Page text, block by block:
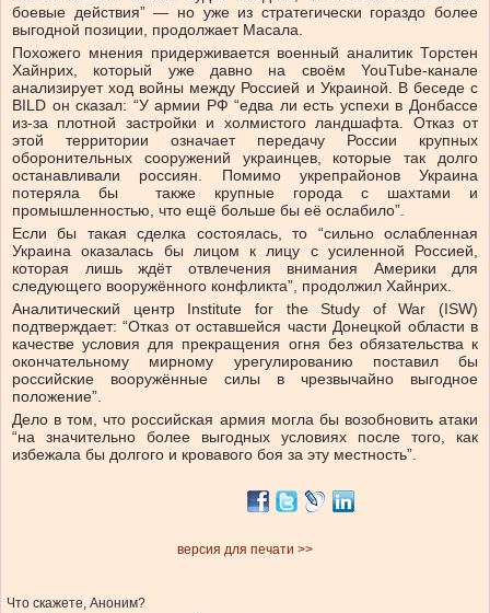
боевые действия” — но уже из стратегически гораздо более
выгодной позиции, продолжает Масала.
Похожего мнения придерживается военный аналитик Торстен
Хайнрих, который уже давно на своём YouTube-канале
анализирует ход войны между Россией и Украиной. В беседе с
BILD он сказал: “У армии РФ “едва ли есть успехи в Донбассе
из-за плотной застройки и холмистого ландшафта. Отказ от
этой территории означает передачу России крупных
оборонительных сооружений украинцев, которые так долго
останавливали россиян. Помимо укрепрайонов Украина
потеряла бы также крупные города с шахтами и
промышленностью, что ещё больше бы её ослабило”.
Если бы такая сделка состоялась, то “сильно ослабленная
Украина оказалась бы лицом к лицу с усиленной Россией,
которая лишь ждёт отвлечения внимания Америки для
следующего вооружённого конфликта”, продолжил Хайнрих.
Аналитический центр Institute for the Study of War (ISW)
подтверждает: “Отказ от оставшейся части Донецкой области в
качестве условия для прекращения огня без обязательства к
окончательному мирному урегулированию поставил бы
российские вооружённые силы в чрезвычайно выгодное
положение”.
Дело в том, что российская армия могла бы возобновить атаки
“на значительно более выгодных условиях после того, как
избежала бы долгого и кровавого боя за эту местность”.
версия для печати >>
Что скажете, Аноним?